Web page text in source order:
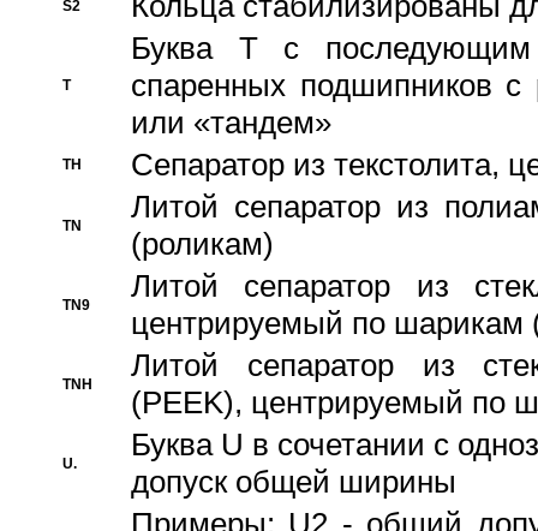
S2
T
Буква T с
спаренных подшипников
или «тандем»
TH Сепаратор из текстолита,
TN
Литой сепаратор из
(роликам)
TN9
Литой сепаратор из
центрируемый по шарикам
TNH
Литой сепаратор из
(PEEK), центрируемый по
U.
Буква U в сочетании с
допуск общей ширины
Примеры: U2 - общий